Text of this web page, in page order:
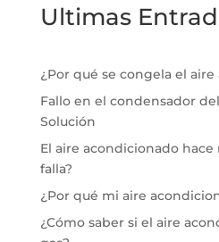
Ultimas
¿Por qué se congela el
Fallo en el condensador
Solución
El aire acondicionado hace
falla?
¿Por qué mi aire
¿Cómo saber si el aire